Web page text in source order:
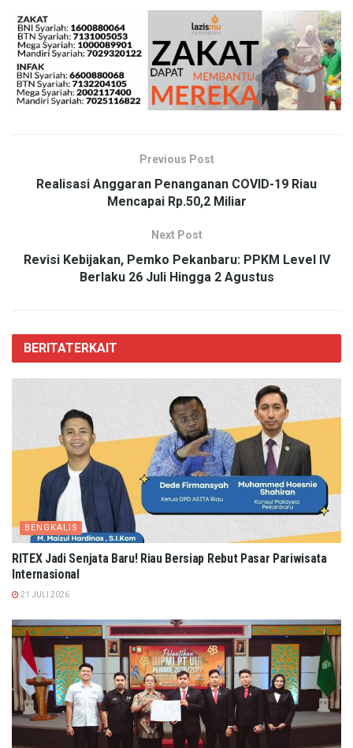
Previous Post
Realisasi Anggaran Penanganan COVID-19 Riau
Mencapai Rp.50,2 Miliar
Next Post
Revisi Kebijakan, Pemko Pekanbaru: PPKM Level IV
Berlaku 26 Juli Hingga 2 Agustus
BERITATERKAIT
BENGKALIS
RITEX Jadi Senjata Baru! Riau Bersiap Rebut Pasar Pariwisata
Internasional
21 JULI 2026